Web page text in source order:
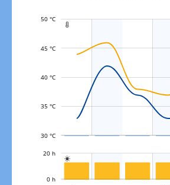

30 °C
40 °C
50 °C
45 °C
35 °C

0 h
20 h